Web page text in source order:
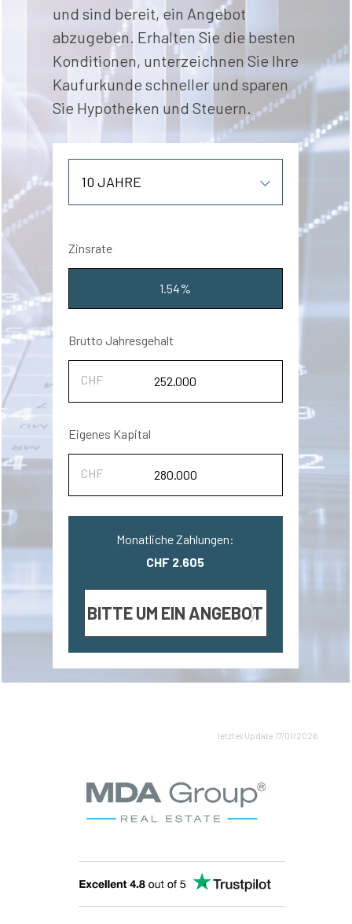
und sind bereit, ein Angebot
abzugeben. Erhalten Sie die besten
Konditionen, unterzeichnen Sie Ihre
Kaufurkunde schneller und sparen
Sie Hypotheken und Steuern.
Zinsrate
1.54%
Brutto Jahresgehalt
Eigenes Kapital
Monatliche Zahlungen:
CHF 2.605
BITTE UM EIN ANGEBOT
letztes Update 17/01/2026